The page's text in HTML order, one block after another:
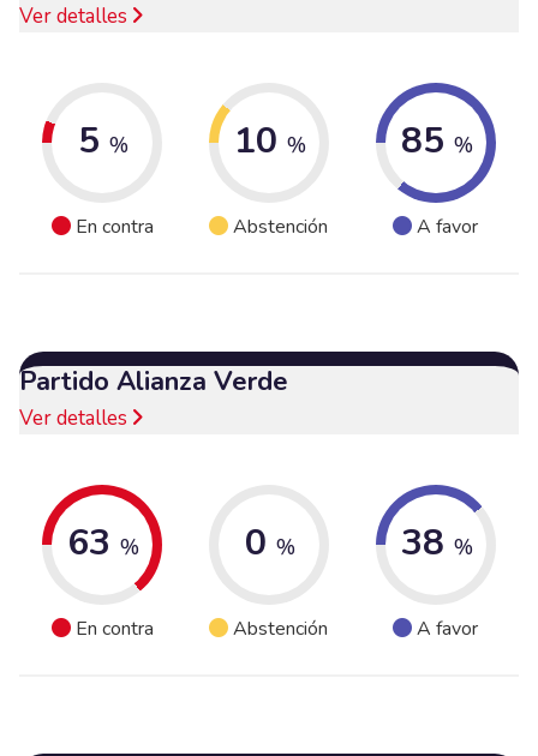
Ver detalles
5 %
En contra
10 %
Abstención
85 %
A favor
Partido Alianza Verde
Ver detalles
63 %
En contra
0 %
Abstención
38 %
A favor